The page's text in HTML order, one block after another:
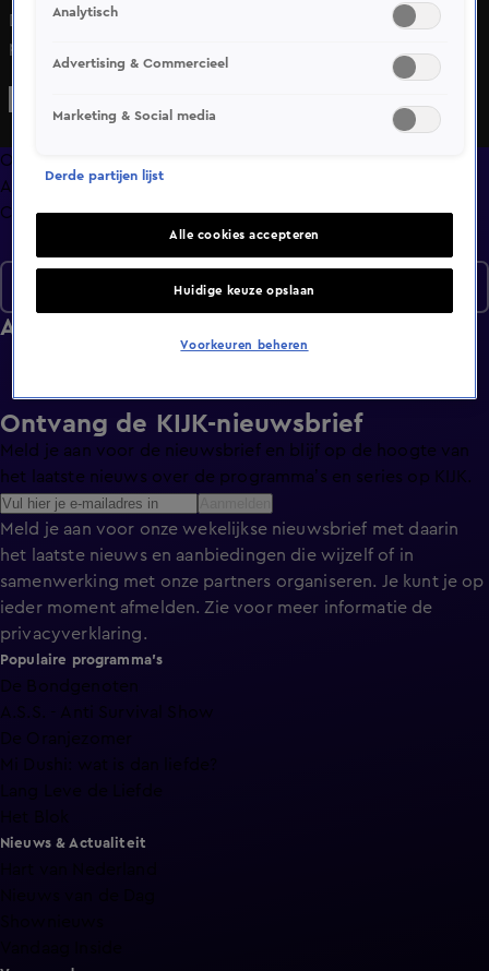
Deze special van Shownieuws staat in het teken van de
première van Beauty and the Beast.
Overzicht
Afleveringen
Clips
Afleveringen
Ontvang de KIJK-nieuwsbrief
Meld je aan voor de nieuwsbrief en blijf op de hoogte van
het laatste nieuws over de programma’s en series op KIJK.
Meld je aan voor onze wekelijkse nieuwsbrief met daarin
het laatste nieuws en aanbiedingen die wijzelf of in
samenwerking met onze partners organiseren. Je kunt je op
ieder moment afmelden. Zie voor meer informatie de
privacyverklaring.
Populaire programma's
De Bondgenoten
A.S.S. - Anti Survival Show
De Oranjezomer
Mi Dushi: wat is dan liefde?
Lang Leve de Liefde
Nieuws & Actualiteit
Analytisch
Advertising & Commercieel
Marketing & Social media
Derde partijen lijst
Alle cookies accepteren
Huidige keuze opslaan
Voorkeuren beheren